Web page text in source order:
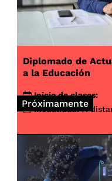
Próximamente
Diplomado de
a la Educación
Inicio de clases:
Modalidad: A